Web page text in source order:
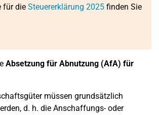
für die Steuererklärung 2025 finden Sie
Absetzung für Abnutzung (AfA) für
müssen grundsätzlich
d. h. die Anschaffungs- oder